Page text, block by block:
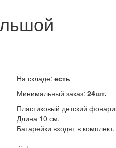
product_4198.html
На складе: есть
Минимальный заказ: 24шт.
Пластиковый детский
Длина 10 см.
Батарейки входят в комплект.